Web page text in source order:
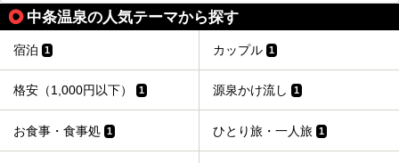
極上のお湯に浸り上質なお料理に舌鼓、特別な日に泊まりた
い湯田中温泉「松籟荘」を、実際に宿泊した目線で紹介しま
中条温泉の人気テーマから探す
宿泊 1 カップル 1
格安（1,000円以下） 1 源泉かけ流し 1
お食事・食事処 1 ひとり旅・一人旅 1